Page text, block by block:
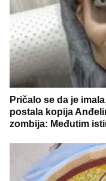
Pričalo se da je
postala kopija
zombija: Međutim